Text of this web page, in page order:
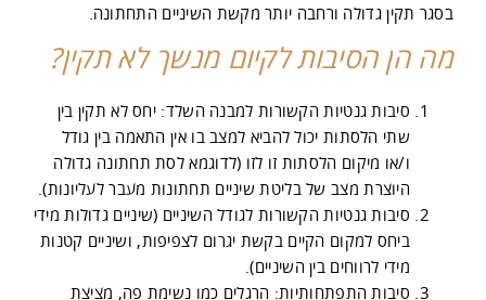
בסגר תקין גדולה ורחבה יותר מקשת השיניים התחתונה.
מה הן הסיבות לקיום מנשך לא תקין?
סיבות גנטיות הקשורות למבנה השלד: יחס לא תקין בין
שתי הלסתות יכול להביא למצב בו אין התאמה בין גודל
ו/או מיקום הלסתות זו לזו (לדוגמא לסת תחתונה גדולה
היוצרת מצב של בליטת שיניים תחתונות מעבר לעליונות).
סיבות גנטיות הקשורות לגודל השיניים (שיניים גדולות מידי
ביחס למקום הקיים בקשת יגרום לצפיפות, ושיניים קטנות
מידי לרווחים בין השיניים).
סיבות התפתחותיות: הרגלים כמו נשימת פה, מציצת